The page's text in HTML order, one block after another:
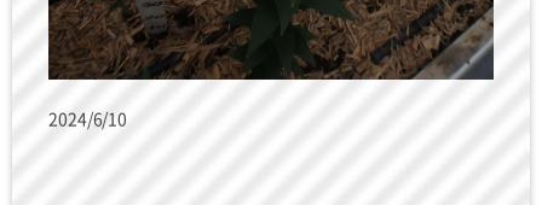
2024/6/10